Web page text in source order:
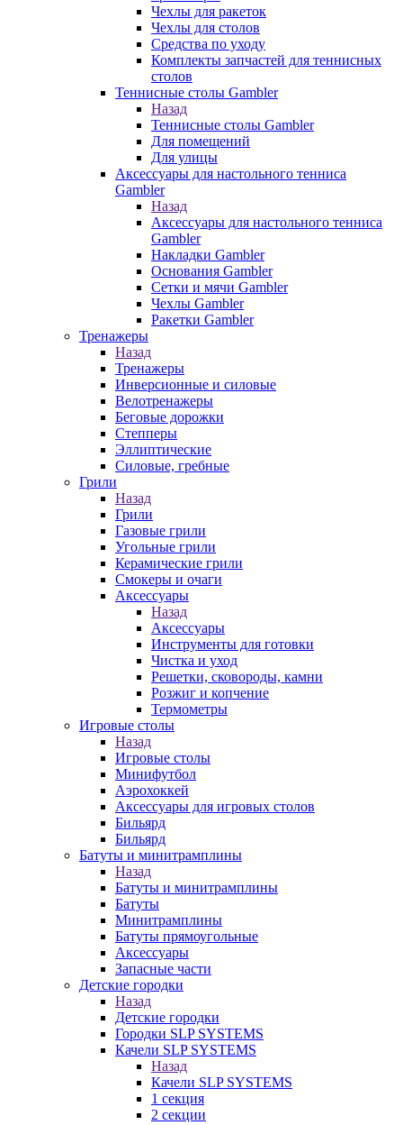
Чехлы для ракеток
Чехлы для столов
Средства по уходу
Комплекты запчастей для теннисных
столов
Теннисные столы Gambler
Назад
Теннисные столы Gambler
Для помещений
Для улицы
Аксессуары для настольного тенниса
Gambler
Назад
Аксессуары для настольного тенниса
Gambler
Накладки Gambler
Основания Gambler
Сетки и мячи Gambler
Чехлы Gambler
Ракетки Gambler
Тренажеры
Назад
Тренажеры
Инверсионные и силовые
Велотренажеры
Беговые дорожки
Степперы
Эллиптические
Силовые, гребные
Грили
Назад
Грили
Газовые грили
Угольные грили
Керамические грили
Смокеры и очаги
Аксессуары
Назад
Аксессуары
Инструменты для готовки
Чистка и уход
Решетки, сковороды, камни
Розжиг и копчение
Термометры
Игровые столы
Назад
Игровые столы
Минифутбол
Аэрохоккей
Аксессуары для игровых столов
Бильяpд
Бильяpд
Батуты и минитрамплины
Назад
Батуты и минитрамплины
Батуты
Минитрамплины
Батуты прямоугольные
Аксессуары
Запасные части
Детские городки
Назад
Детские городки
Городки SLP SYSTEMS
Качели SLP SYSTEMS
Назад
Качели SLP SYSTEMS
1 секция
2 секции